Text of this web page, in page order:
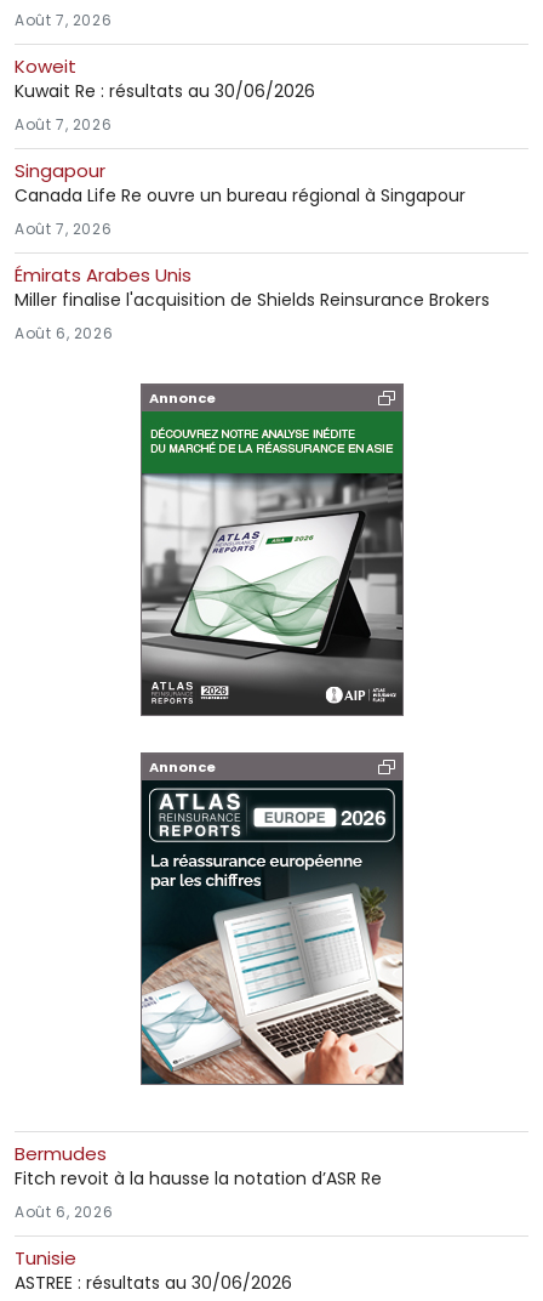
Août 7, 2026
Koweit
Kuwait Re : résultats au 30/06/2026
Août 7, 2026
Singapour
Canada Life Re ouvre un bureau régional à Singapour
Août 7, 2026
Émirats Arabes Unis
Miller finalise l'acquisition de Shields Reinsurance Brokers
Août 6, 2026
Annonce
Annonce
Bermudes
Fitch revoit à la hausse la notation d’ASR Re
Août 6, 2026
Tunisie
ASTREE : résultats au 30/06/2026